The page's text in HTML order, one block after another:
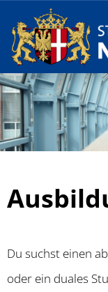
Deutsch
Ausbildung
FAQ
Du suchst einen
oder ein duales